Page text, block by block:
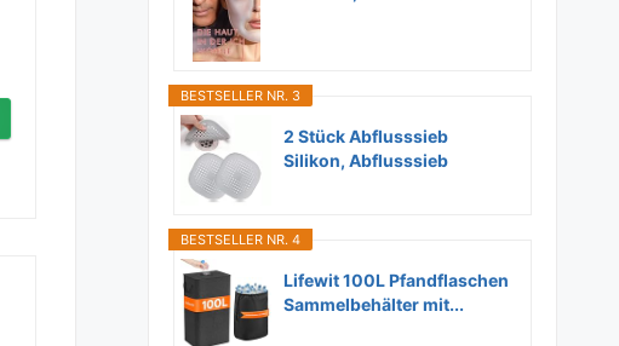
BESTSELLER NR. 3
2 Stück Abflusssieb
Silikon, Abflusssieb
BESTSELLER NR. 4
Lifewit 100L Pfandflaschen
Sammelbehälter mit...